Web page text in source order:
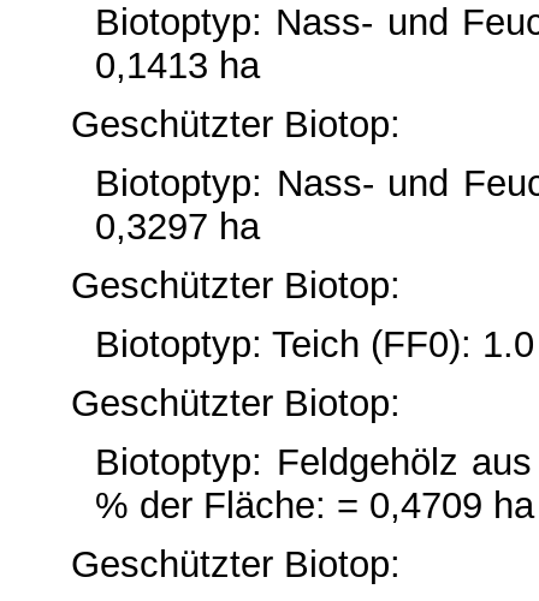
Biotoptyp: Nass- und
0,1413 ha
Geschützter Biotop:
Biotoptyp: Nass- und
0,3297 ha
Geschützter Biotop:
Biotoptyp: Teich (FF0):
Geschützter Biotop:
Biotoptyp: Feldgehölz
% der Fläche: = 0,4709 ha
Geschützter Biotop: